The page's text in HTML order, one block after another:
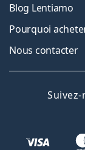
Blog Lentiamo
Pourquoi
Nous contacter